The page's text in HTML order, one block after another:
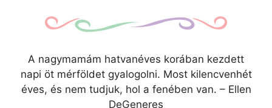
A nagymamám hatvanéves korában kezdett
napi öt mérföldet gyalogolni. Most kilencvenhét
éves, és nem tudjuk, hol a fenében van. – Ellen
DeGeneres